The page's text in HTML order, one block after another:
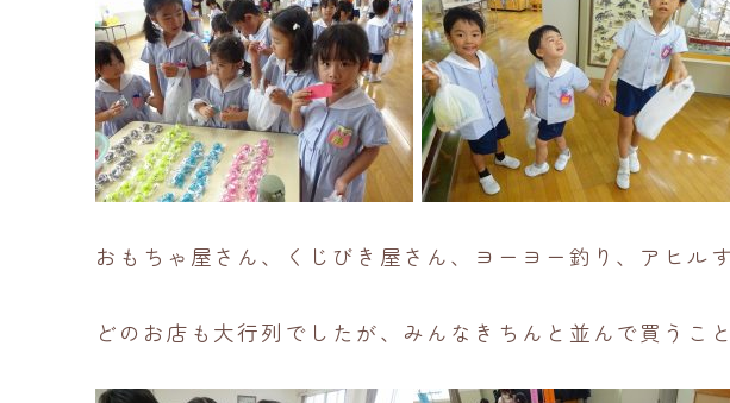
おもちゃ屋さん、くじびき屋さん、ヨーヨー釣り、アヒルす
どのお店も大行列でしたが、みんなきちんと並んで買うこ